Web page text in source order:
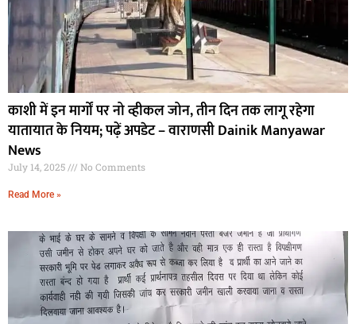
काशी में इन मार्गों पर नो व्हीकल जोन, तीन दिन तक लागू रहेगा
यातायात के नियम; पढ़ें अपडेट – वाराणसी Dainik Manyawar
News
July 14, 2025 No Comments
Read More »